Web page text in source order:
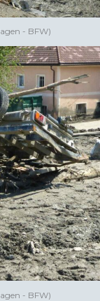
- BFW)
- BFW)